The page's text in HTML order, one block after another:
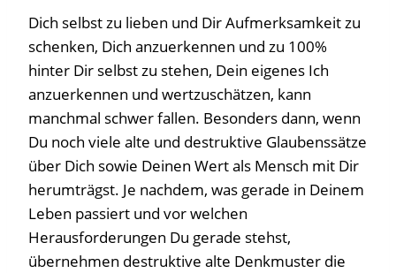
Dich selbst zu lieben und Dir Aufmerksamkeit zu
schenken, Dich anzuerkennen und zu 100%
hinter Dir selbst zu stehen, Dein eigenes Ich
anzuerkennen und wertzuschätzen, kann
manchmal schwer fallen. Besonders dann, wenn
Du noch viele alte und destruktive Glaubenssätze
über Dich sowie Deinen Wert als Mensch mit Dir
herumträgst. Je nachdem, was gerade in Deinem
Leben passiert und vor welchen
Herausforderungen Du gerade stehst,
übernehmen destruktive alte Denkmuster die